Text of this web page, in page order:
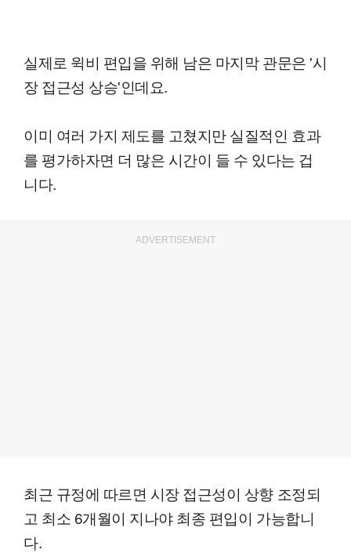
실제로 윅비 편입을 위해 남은 마지막 관문은 '시
장 접근성 상승'인데요.
이미 여러 가지 제도를 고쳤지만 실질적인 효과
를 평가하자면 더 많은 시간이 들 수 있다는 겁
니다.
ADVERTISEMENT
최근 규정에 따르면 시장 접근성이 상향 조정되
고 최소 6개월이 지나야 최종 편입이 가능합니
다.